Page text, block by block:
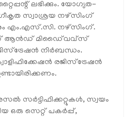
ലഭിക്കും. യോഗ്യത-
സ്വാശ്രയ നഴ്‌സിംഗ്
എം.എസ്.സി. നഴ്‌സിംഗ്.
ആന്‍ഡ് മിഡൈ്വവ്‌സ്
നിര്‍ബന്ധം.
രജിസ്‌ട്രേഷന്‍
സര്‍ട്ടിഫിക്കറ്റുകള്‍, സ്വയം
ഒരു സെറ്റ് പകര്‍പ്പ്,